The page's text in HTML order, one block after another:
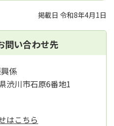
掲載日 令和8年4月1日
問い合わせ先
係
渋川市石原6番地1
はこちら